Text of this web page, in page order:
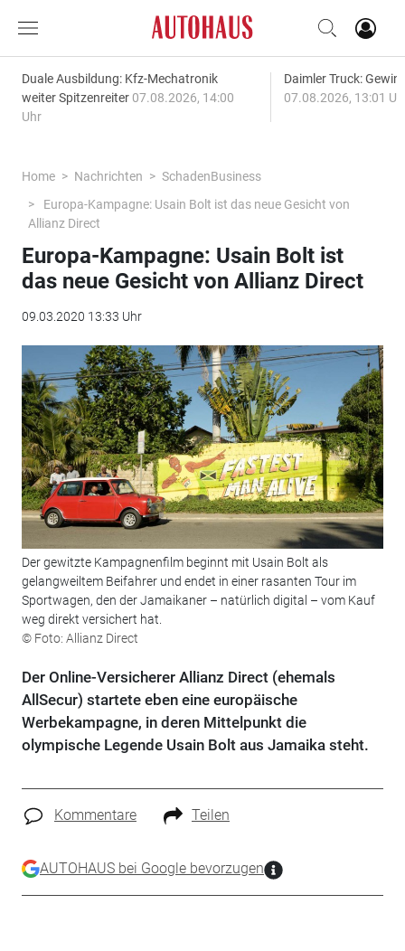
Duale Ausbildung: Kfz-Mechatronik
weiter Spitzenreiter 07.08.2026, 14:00
Uhr
Daimler Truck:
07.08.2026, 13:01
Home Nachrichten
SchadenBusiness
Europa-Kampagne: Usain Bolt ist das neue Gesicht von
Allianz Direct
Europa-Kampagne: Usain Bolt ist
das neue Gesicht von Allianz Direct
09.03.2020 13:33 Uhr
Der gewitzte Kampagnenfilm beginnt mit Usain Bolt als
gelangweiltem Beifahrer und endet in einer rasanten Tour im
Sportwagen, den der Jamaikaner – natürlich digital – vom Kauf
weg direkt versichert hat.
© Foto: Allianz Direct
Der Online-Versicherer Allianz Direct (ehemals
AllSecur) startete eben eine europäische
Werbekampagne, in deren Mittelpunkt die
olympische Legende Usain Bolt aus Jamaika steht.
Kommentare Teilen
AUTOHAUS bei Google bevorzugen